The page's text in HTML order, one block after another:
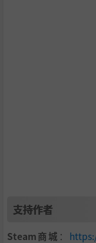
支持作者
Steam商城 ：